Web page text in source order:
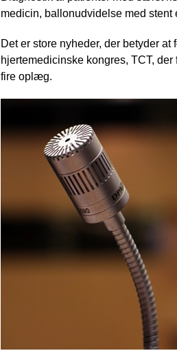
medicin, ballonudvidelse med stent
Det er store nyheder, der betyder
hjertemedicinske kongres, TCT,
fire oplæg.